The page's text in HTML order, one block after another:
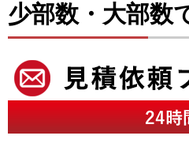
少部数・大部数